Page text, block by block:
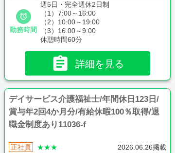

勤務時間
週5日・完全週休2日制
（1）7:00～16:00
（2）10:00～19:00
（3）16:00～9:00
休憩時間60分
 詳細を見る
デイサービス介護福祉士/年間休日123日/
賞与年2回4か月分/有給休暇100％取得/退
職金制度あり11036-f
正社員 ★★★ 2026.06.26掲載